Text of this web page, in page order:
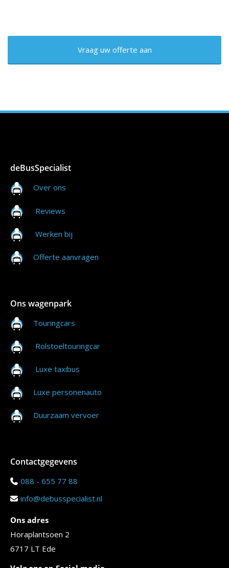
Vraag uw offerte aan
deBusSpecialist
Over ons
Reviews
Werken bij
Offerte aanvragen
Ons wagenpark
Touringcars
Rolstoeltouringcar
Luxe taxibus
Luxe personenauto
Duurzaam vervoer
Contactgegevens
088 - 655 77 88
info@debusspecialist.nl
Ons adres
Horaplantsoen 2
6717 LT Ede